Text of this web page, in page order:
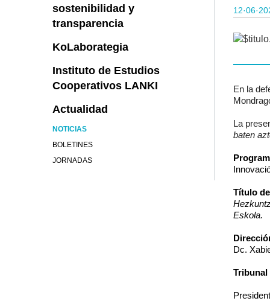
En la
La
baten
Título
Eskola.
Dc.
sostenibilidad y
transparencia
KoLaborategia
Instituto de Estudios
Cooperativos LANKI
Actualidad
NOTICIAS
BOLETINES
JORNADAS